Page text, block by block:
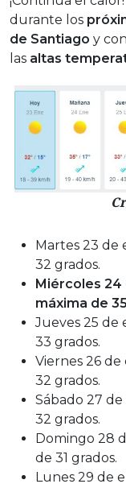
durante los
de Santiago y
las altas
Martes 23 de
32 grados.
Miércoles 24
máxima de
Jueves 25 de
33 grados.
Viernes 26 de
32 grados.
Sábado 27 de
32 grados.
Domingo 28
de 31 grados.
Lunes 29 de